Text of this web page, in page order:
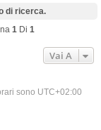
di ricerca.
1 Di 1
Vai A
sono UTC+02:00